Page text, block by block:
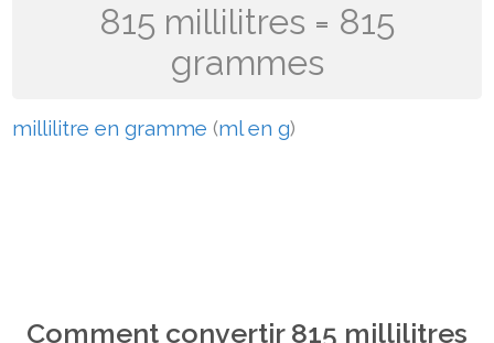
815 millilitres = 815
grammes
millilitre en gramme (ml en g)
Comment convertir 815 millilitres